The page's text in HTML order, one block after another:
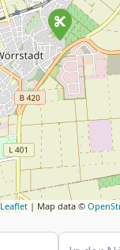
Leaflet| Map data ©
In der Nähe